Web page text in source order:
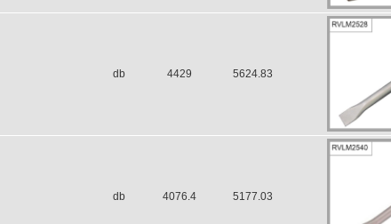
db 4429 5624.83
db 4076.4
5177.03